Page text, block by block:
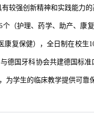
较强创新精神和实践能力的
护理、药学、助产、康
复保健），全日制在校生
德国牙科协会共建德国标
为学生的临床教学提供可靠